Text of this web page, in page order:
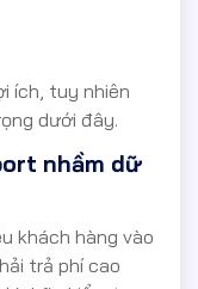
ích, tuy nhiên
dưới đây.
nhầm dữ
khách hàng vào
trả phí cao